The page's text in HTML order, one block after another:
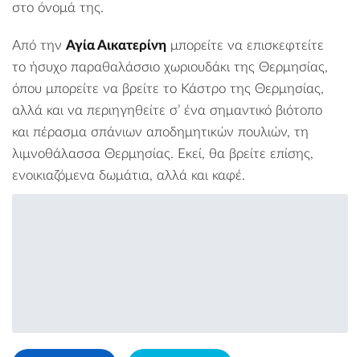
στο όνομά της.
Από την Αγία Αικατερίνη μπορείτε να επισκεφτείτε
το ήσυχο παραθαλάσσιο χωριουδάκι της Θερμησίας,
όπου μπορείτε να βρείτε το Κάστρο της Θερμησίας,
αλλά και να περιηγηθείτε σ’ ένα σημαντικό βιότοπο
και πέρασμα σπάνιων αποδημητικών πουλιών, τη
λιμνοθάλασσα Θερμησίας. Εκεί, θα βρείτε επίσης,
ενοικιαζόμενα δωμάτια, αλλά και καφέ.